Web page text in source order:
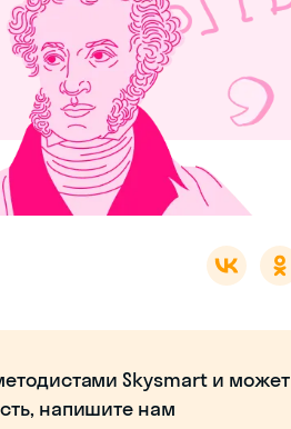
Skysmart и может
напишите нам